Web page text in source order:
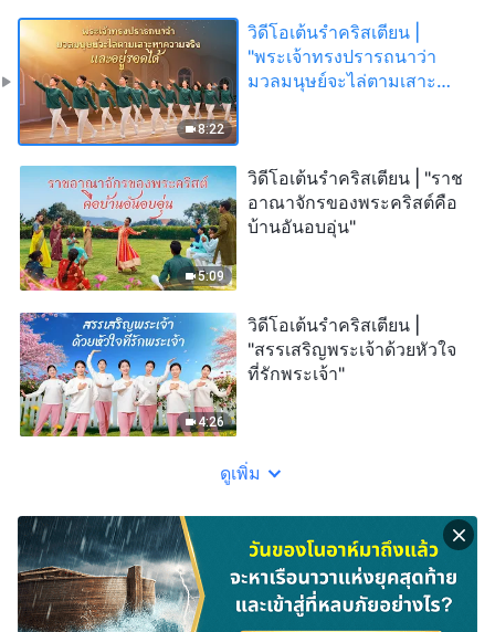
8:22
วิดีโอเต้นรำคริสเตียน |
"พระเจ้าทรงปรารถนาว่า
มวลมนุษย์จะไล่ตามเสาะ
5:09
วิดีโอเต้นรำคริสเตียน | "ราช
อาณาจักรของพระคริสต์คือ
บ้านอันอบอุ่น"
4:26
วิดีโอเต้นรำคริสเตียน |
"สรรเสริญพระเจ้าด้วยหัวใจ
ที่รักพระเจ้า"
ดูเพิ่ม